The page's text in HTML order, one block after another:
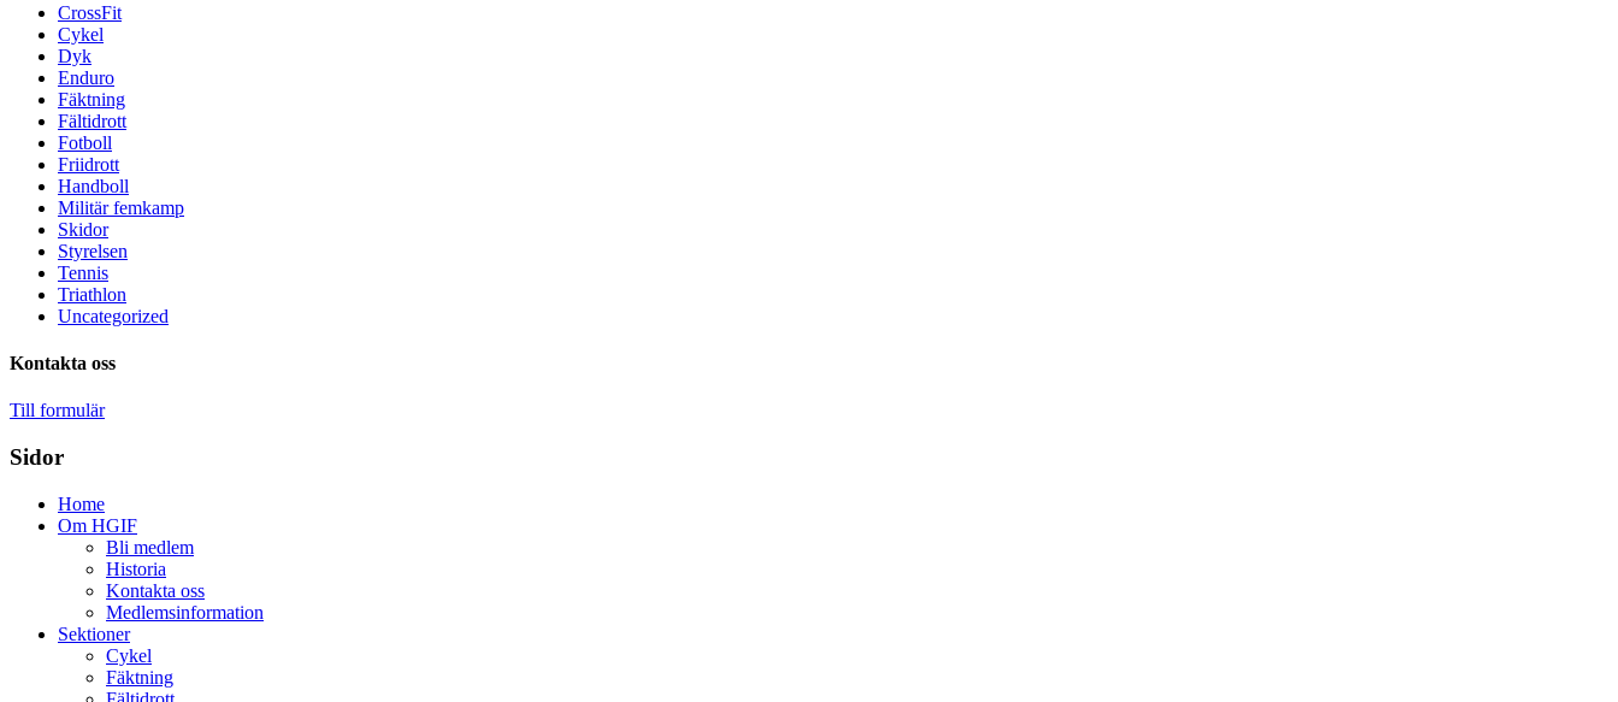
CrossFit
Cykel
Dyk
Enduro
Fäktning
Fältidrott
Fotboll
Friidrott
Handboll
Militär femkamp
Skidor
Styrelsen
Tennis
Triathlon
Uncategorized
Kontakta oss
Till formulär
Sidor
Home
Om HGIF
Bli medlem
Historia
Kontakta oss
Medlemsinformation
Sektioner
Cykel
Fäktning